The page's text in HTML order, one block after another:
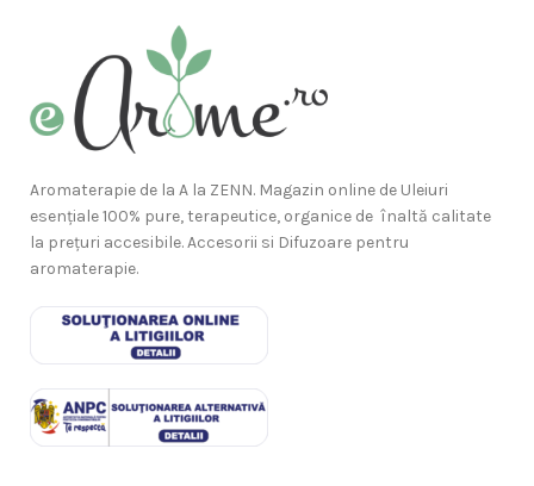
Aromaterapie de la A la ZENN. Magazin online de Uleiuri
esențiale 100% pure, terapeutice, organice de înaltă calitate
la prețuri accesibile. Accesorii si Difuzoare pentru
aromaterapie.